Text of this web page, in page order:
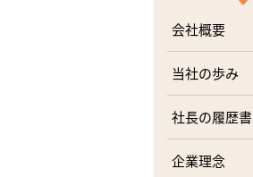
会社概要
当社の歩み
社長の履歴書
企業理念